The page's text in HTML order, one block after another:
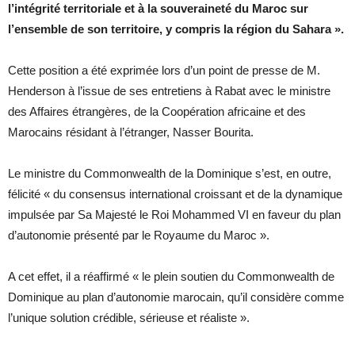
l’intégrité territoriale et à la souveraineté du Maroc sur
l’ensemble de son territoire, y compris la région du Sahara ».
Cette position a été exprimée lors d’un point de presse de M.
Henderson à l’issue de ses entretiens à Rabat avec le ministre
des Affaires étrangères, de la Coopération africaine et des
Marocains résidant à l’étranger, Nasser Bourita.
Le ministre du Commonwealth de la Dominique s’est, en outre,
félicité « du consensus international croissant et de la dynamique
impulsée par Sa Majesté le Roi Mohammed VI en faveur du plan
d’autonomie présenté par le Royaume du Maroc ».
A cet effet, il a réaffirmé « le plein soutien du Commonwealth de
Dominique au plan d’autonomie marocain, qu’il considère comme
l’unique solution crédible, sérieuse et réaliste ».